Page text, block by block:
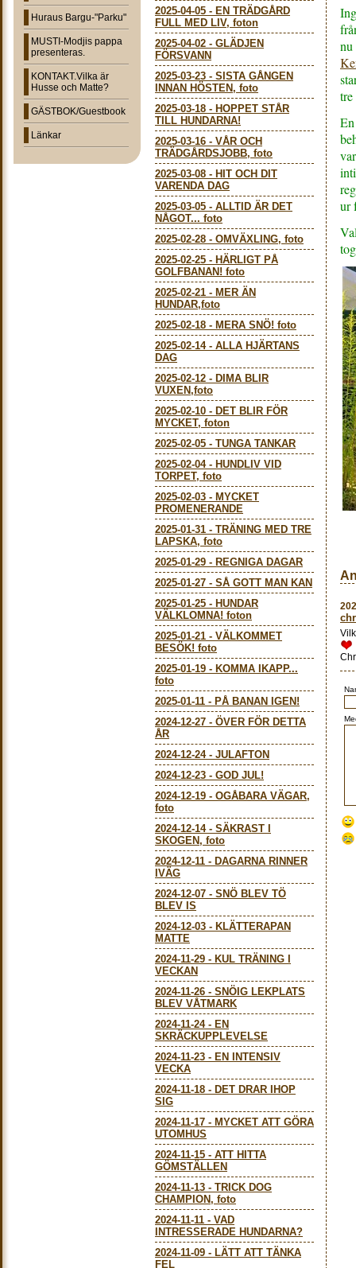
Huraus Bargu-"Parku"
MUSTI-Modjis pappa
presenteras.
KONTAKT.Vilka är
Husse och Matte?
GÄSTBOK/Guestbook
Länkar
2025-04-05 - EN TRÄDGÅRD
FULL MED LIV, foton
2025-04-02 - GLÄDJEN
FÖRSVANN
2025-03-23 - SISTA GÅNGEN
INNAN HÖSTEN, foto
2025-03-18 - HOPPET STÅR
TILL HUNDARNA!
2025-03-16 - VÅR OCH
TRÄDGÅRDSJOBB, foto
2025-03-08 - HIT OCH DIT
VARENDA DAG
2025-03-05 - ALLTID ÄR DET
NÅGOT... foto
2025-02-28 - OMVÄXLING, foto
2025-02-25 - HÄRLIGT PÅ
GOLFBANAN! foto
2025-02-21 - MER ÄN
HUNDAR,foto
2025-02-18 - MERA SNÖ! foto
2025-02-14- ALLA HJÄRTANS
DAG
2025-02-12 - DIMA BLIR
VUXEN,foto
2025-02-10 - DET BLIR FÖR
MYCKET, foton
2025-02-05 - TUNGA TANKAR
2025-02-04- HUNDLIV VID
TORPET, foto
2025-02-03 - MYCKET
PROMENERANDE
2025-01-31 - TRÄNING MED TRE
LAPSKA, foto
2025-01-29 - REGNIGA DAGAR
2025-01-27 - SÅ GOTT MAN KAN
2025-01-25 - HUNDAR
VÄLKLOMNA! foton
2025-01-21 - VÄLKOMMET
BESÖK! foto
2025-01-19 - KOMMA IKAPP...
foto
2025-01-11 - PÅ BANAN IGEN!
2024-12-27 - ÖVER FÖR DETTA
ÅR
2024-12-24- JULAFTON
2024-12-23 - GOD JUL!
2024-12-19 - OGÅBARA VÄGAR,
foto
2024-12-14- SÄKRAST I
SKOGEN, foto
2024-12-11 - DAGARNA RINNER
IVÄG
2024-12-07 - SNÖ BLEV TÖ
BLEV IS
2024-12-03 - KLÄTTERAPAN
MATTE
2024-11-29 - KUL TRÄNING I
VECKAN
2024-11-26 - SNÖIG LEKPLATS
BLEV VÅTMARK
2024-11-24- EN
SKRÄCKUPPLEVELSE
2024-11-23 - EN INTENSIV
VECKA
2024-11-18 - DET DRAR IHOP
SIG
2024-11-17 - MYCKET ATT GÖRA
UTOMHUS
2024-11-15 - ATT HITTA
GÖMSTÄLLEN
2024-11-13 - TRICK DOG
CHAMPION, foto
2024-11-11 - VAD
INTRESSERADE HUNDARNA?
2024-11-09 - LÄTT ATT TÄNKA
FEL
nu
ur